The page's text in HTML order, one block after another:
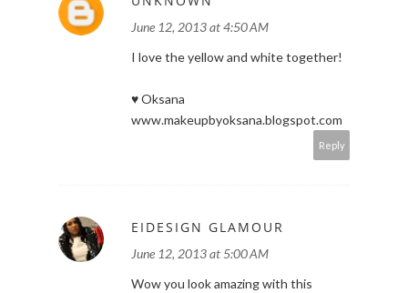
June 12, 2013 at 4:50 AM
I love the yellow and white together!
♥ Oksana
www.makeupbyoksana.blogspot.com
Reply
EIDESIGN GLAMOUR
June 12, 2013 at 5:00 AM
Wow you look amazing with this